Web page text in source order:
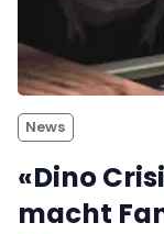
News
«Dino
macht